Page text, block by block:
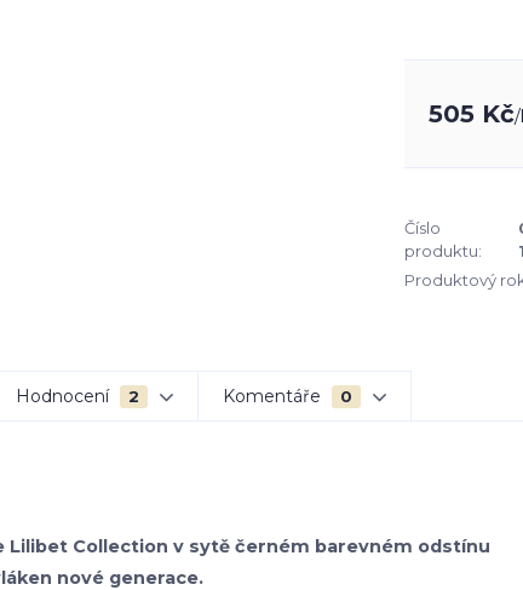
505 Kč/
Číslo
produktu:
Produktový
Hodnocení 2 Komentáře 0
Lilibet Collection v sytě černém barevném odstínu
nové generace.